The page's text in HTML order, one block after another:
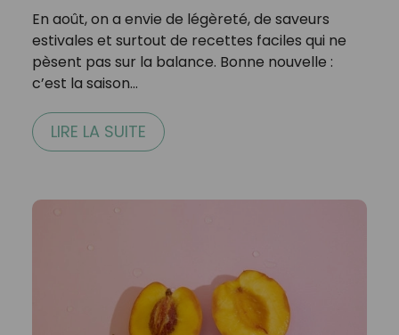
En août, on a envie de légèreté, de saveurs
estivales et surtout de recettes faciles qui ne
pèsent pas sur la balance. Bonne nouvelle :
c’est la saison…
LIRE LA SUITE